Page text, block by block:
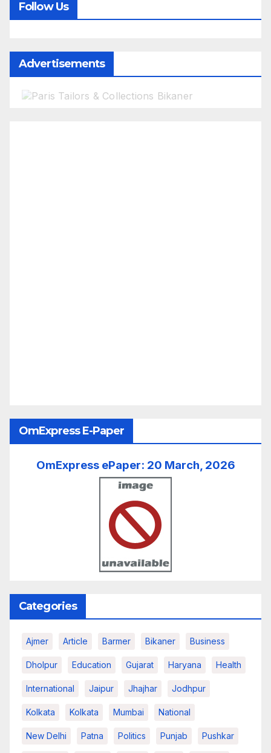
Follow Us
Advertisements
OmExpress E-Paper
OmExpress ePaper: 20 March, 2026
Categories
Ajmer Article Barmer Bikaner Business
Dholpur Education Gujarat Haryana Health
International Jaipur Jhajhar Jodhpur
Kolkata Kolkata Mumbai National
New Delhi Patna Politics Punjab Pushkar